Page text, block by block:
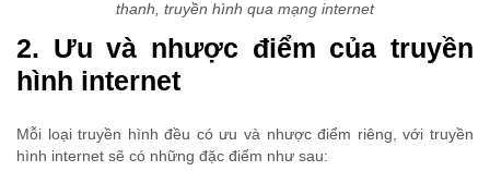
thanh, truyền hình qua mạng internet
2. Ưu và nhược điểm của truyền
hình internet
Mỗi loại truyền hình đều có ưu và nhược điểm riêng, với truyền
hình internet sẽ có những đặc điểm như sau: